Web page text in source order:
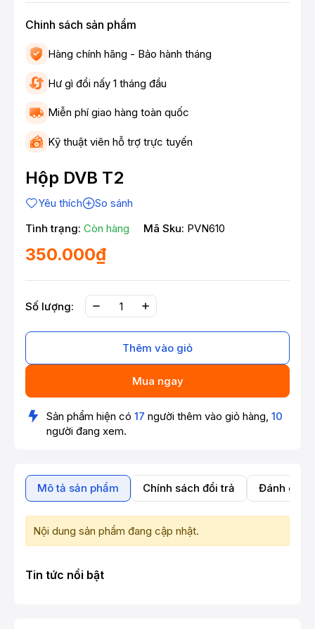
Chinh sách sản phẩm
Hàng chính hãng - Bảo hành tháng
Hư gì đổi nấy 1 tháng đầu
Miễn phí giao hàng toàn quốc
Kỹ thuật viên hỗ trợ trực tuyến
Hộp DVB T2
Yêu thích
So sánh
Tình trạng: Còn hàng Mã Sku: PVN610
350.000₫
Số lượng:
Thêm vào giỏ
Mua ngay
Sản phẩm hiện có 17 người thêm vào giỏ hàng, 10
người đang xem.
Mô tả sản phẩm Chính sách đổi trả Đánh giá
Nội dung sản phẩm đang cập nhật.
Tin tức nổi bật